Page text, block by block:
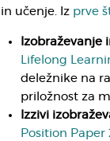
in učenje. Iz prve
Izobraževanje
Lifelong
deležnike na
priložnost za
Izzivi
Position Paper